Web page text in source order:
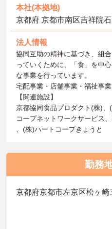
本社(本拠地)
京都府 京都市南区吉祥院
法人情報
協同互助の精神に基づき、組
っていくために、「食」を中
な事業を行っています。
宅配事業・店舗事業・福祉事
【関連施設】
京都協同食品プロダクト(株)
コープネットワークサービス
、(株)ハートコープきょうと
勤務
京都府京都市左京区松ヶ崎